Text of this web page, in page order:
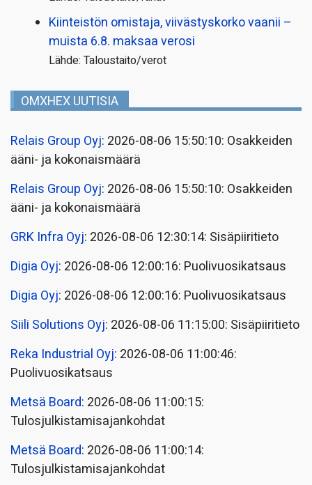
Kiinteistön omistaja, viivästyskorko vaanii –
muista 6.8. maksaa verosi
Lähde: Taloustaito/verot
OMXHEX UUTISIA
Relais Group Oyj: 2026-08-06 15:50:10: Osakkeiden
ääni- ja kokonaismäärä
Relais Group Oyj: 2026-08-06 15:50:10: Osakkeiden
ääni- ja kokonaismäärä
GRK Infra Oyj: 2026-08-06 12:30:14: Sisäpiiritieto
Digia Oyj: 2026-08-06 12:00:16: Puolivuosikatsaus
Digia Oyj: 2026-08-06 12:00:16: Puolivuosikatsaus
Siili Solutions Oyj: 2026-08-06 11:15:00: Sisäpiiritieto
Reka Industrial Oyj: 2026-08-06 11:00:46:
Puolivuosikatsaus
Metsä Board: 2026-08-06 11:00:15:
Tulosjulkistamisajankohdat
Metsä Board: 2026-08-06 11:00:14:
Tulosjulkistamisajankohdat